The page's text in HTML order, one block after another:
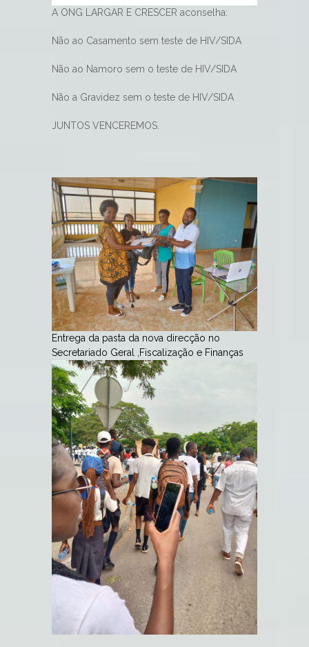
A ONG LARGAR E CRESCER aconselha:
Não ao Casamento sem teste de HIV/SIDA
Não ao Namoro sem o teste de HIV/SIDA
Não a Gravidez sem o teste de HIV/SIDA
JUNTOS VENCEREMOS.
Entrega da pasta da nova direcção no
Secretariado Geral ,Fiscalização e Finanças